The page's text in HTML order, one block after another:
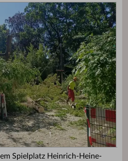
Spielplatz Heinrich-Heine-